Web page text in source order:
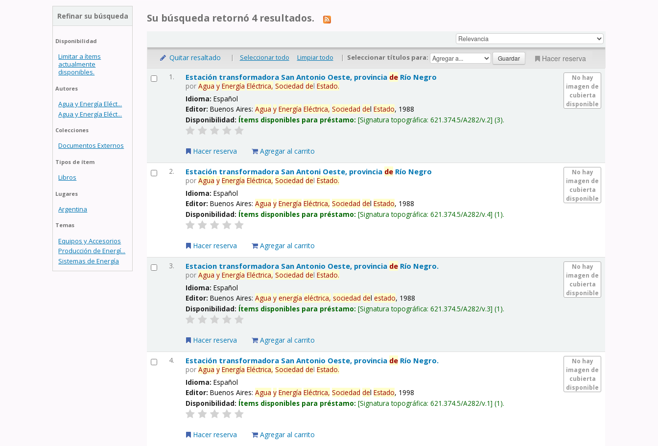
Refinar su búsqueda
Disponibilidad
Limitar a ítems
actualmente
disponibles.
Autores
Agua y Energía Eléct...
Agua y Energía Eléct...
Colecciones
Documentos Externos
Tipos de ítem
Libros
Lugares
Argentina
Temas
Equipos y Accesorios
Producción de Energí...
Sistemas de Energía
Su búsqueda retornó 4 resultados.
Quitar resaltado | Seleccionar todo Limpiar todo | Seleccionar títulos para: Hacer reserva
1.
No hay
imagen de
cubierta
disponible
Estación transformadora San Antonio Oeste, provincia de Río Negro
porAgua y Energía Eléctrica, Sociedad delEstado.
Idioma:Español
Editor:Buenos Aires:Agua y Energía Eléctrica, Sociedad delEstado, 1988
Disponibilidad: Ítems disponibles para préstamo: Signatura topográfica:621.374.5/A282/v.2 (3).
Hacer reserva Agregar al carrito
2.
No hay
imagen de
cubierta
disponible
Estación transformadora San Antoni Oeste, provincia de Río Negro
porAgua y Energía Eléctrica, Sociedad delEstado.
Idioma:Español
Editor:Buenos Aires:Agua y Energía Eléctrica, Sociedad delEstado, 1988
Disponibilidad: Ítems disponibles para préstamo: Signatura topográfica:621.374.5/A282/v.4 (1).
Hacer reserva Agregar al carrito
3.
No hay
imagen de
cubierta
disponible
Estacion transformadora San Antonio Oeste, provincia de Río Negro.
porAgua y Energía Eléctrica, Sociedad delEstado.
Idioma:Español
Editor:Buenos Aires:Agua y energía eléctrica, sociedad delestado, 1988
Disponibilidad: Ítems disponibles para préstamo: Signatura topográfica:621.374.5/A282/v.3 (1).
Hacer reserva Agregar al carrito
4.
No hay
imagen de
cubierta
disponible
Estación transformadora San Antonio Oeste, provincia de Río Negro.
porAgua y Energía Eléctrica, Sociedad delEstado.
Idioma:Español
Editor:Buenos Aires:Agua y Energía Eléctrica, Sociedad delEstado, 1998
Disponibilidad: Ítems disponibles para préstamo: Signatura topográfica:621.374.5/A282/v.1 (1).
Hacer reserva Agregar al carrito